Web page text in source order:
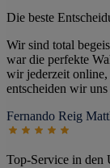
Die beste
Wir sind total
war die perfekte
wir jederzeit online,
entscheiden wir
Fernando Reig
Top-Service in den